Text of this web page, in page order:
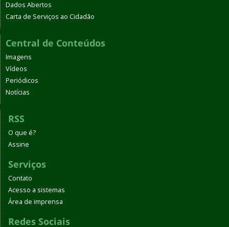
Dados Abertos
Carta de Serviços ao Cidadão
Central de Conteúdos
Imagens
Vídeos
Periódicos
Notícias
RSS
O que é?
Assine
Serviços
Contato
Acesso a sistemas
Área de imprensa
Redes Sociais